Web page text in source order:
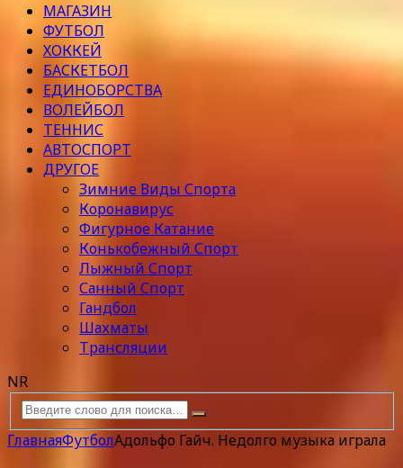
МАГАЗИН
ФУТБОЛ
ХОККЕЙ
БАСКЕТБОЛ
ЕДИНОБОРСТВА
ВОЛЕЙБОЛ
ТЕННИС
АВТОСПОРТ
ДРУГОЕ
Зимние Виды Спорта
Коронавирус
Фигурное Катание
Конькобежный Спорт
Лыжный Спорт
Санный Спорт
Гандбол
Шахматы
Трансляции
NR
ГлавнаяФутболАдольфо Гайч. Недолго музыка играла